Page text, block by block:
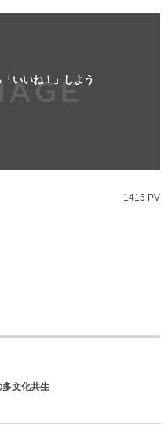
いいね！」しよう
1415 PV
文化共生